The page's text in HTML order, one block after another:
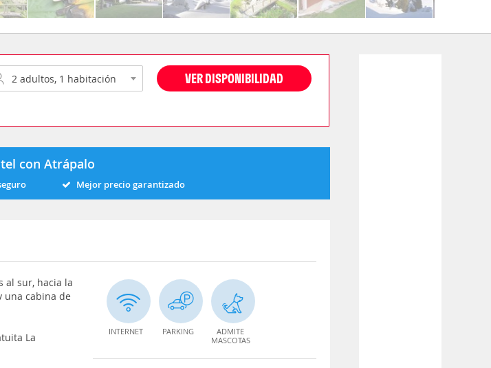
VER DISPONIBILIDAD
con Atrápalo
Mejor precio garantizado
al sur, hacia la
una cabina de
La
INTERNET PARKING
ADMITE
MASCOTAS